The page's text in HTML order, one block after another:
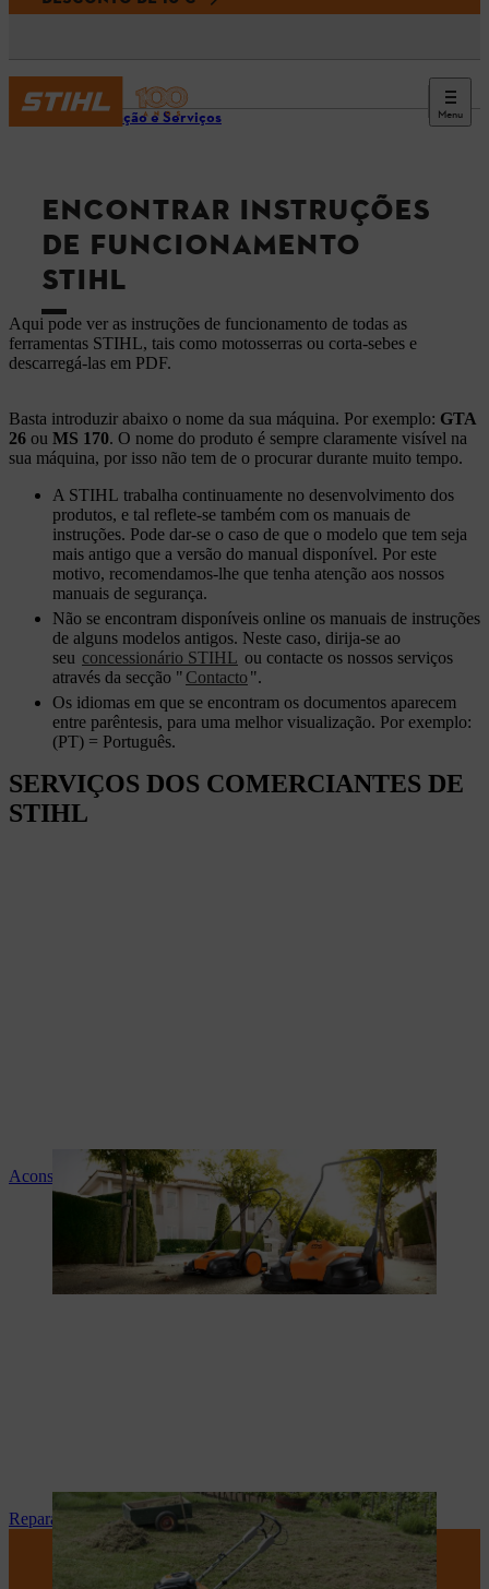
Menu
Informação e Serviços
ENCONTRAR INSTRUÇÕES
DE FUNCIONAMENTO
STIHL
Aqui pode ver as instruções de funcionamento de todas as
ferramentas STIHL, tais como motosserras ou corta-sebes e
descarregá-las em PDF.
Basta introduzir abaixo o nome da sua máquina. Por exemplo: GTA
26 ou MS 170. O nome do produto é sempre claramente visível na
sua máquina, por isso não tem de o procurar durante muito tempo.
A STIHL trabalha continuamente no desenvolvimento dos
produtos, e tal reflete-se também com os manuais de
instruções. Pode dar-se o caso de que o modelo que tem seja
mais antigo que a versão do manual disponível. Por este
motivo, recomendamos-lhe que tenha atenção aos nossos
manuais de segurança.
Não se encontram disponíveis online os manuais de instruções
de alguns modelos antigos. Neste caso, dirija-se ao
seu concessionário STIHL ou contacte os nossos serviços
através da secção " Contacto ".
Os idiomas em que se encontram os documentos aparecem
entre parêntesis, para uma melhor visualização. Por exemplo:
(PT) = Português.
SERVIÇOS DOS COMERCIANTES DE
STIHL
Aconselhamento e instruções sobre os produtos
Reparação e manutenção